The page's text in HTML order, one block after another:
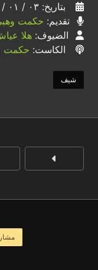
بتاريخ: ٠٣ / ٠١ / ٢٠٢٥
تقديم: حكمت
الضيوف: هلا
الكاست: حكمت
شيف